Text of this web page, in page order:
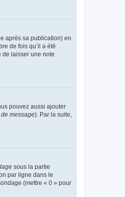
après sa publication) en
de fois qu’il a été
de laisser une note
pouvez aussi ajouter
message). Par la suite,
sous la partie
par ligne dans le
(mettre « 0 » pour